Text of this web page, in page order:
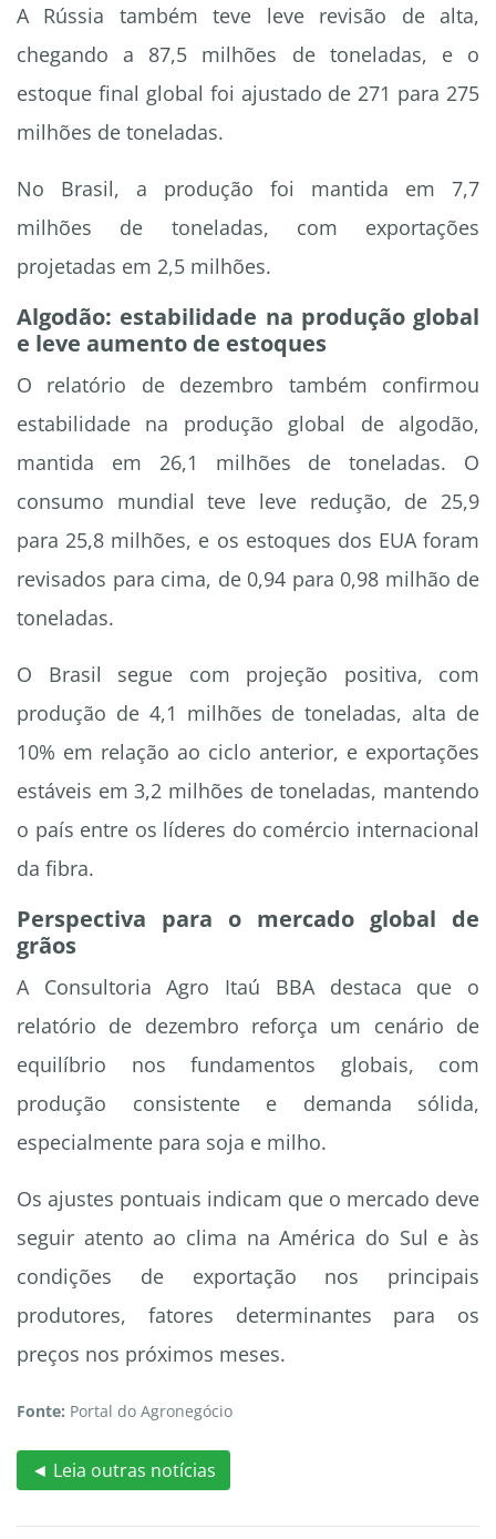
A Rússia também teve leve revisão de alta,
chegando a 87,5 milhões de toneladas, e o
estoque final global foi ajustado de 271 para 275
milhões de toneladas.
No Brasil, a produção foi mantida em 7,7
milhões de toneladas, com exportações
projetadas em 2,5 milhões.
Algodão: estabilidade na produção global
e leve aumento de estoques
O relatório de dezembro também confirmou
estabilidade na produção global de algodão,
mantida em 26,1 milhões de toneladas. O
consumo mundial teve leve redução, de 25,9
para 25,8 milhões, e os estoques dos EUA foram
revisados para cima, de 0,94 para 0,98 milhão de
toneladas.
O Brasil segue com projeção positiva, com
produção de 4,1 milhões de toneladas, alta de
10% em relação ao ciclo anterior, e exportações
estáveis em 3,2 milhões de toneladas, mantendo
o país entre os líderes do comércio internacional
da fibra.
Perspectiva para o mercado global de
grãos
A Consultoria Agro Itaú BBA destaca que o
relatório de dezembro reforça um cenário de
equilíbrio nos fundamentos globais, com
produção consistente e demanda sólida,
especialmente para soja e milho.
Os ajustes pontuais indicam que o mercado deve
seguir atento ao clima na América do Sul e às
condições de exportação nos principais
produtores, fatores determinantes para os
preços nos próximos meses.
Fonte: Portal do Agronegócio
◄ Leia outras notícias